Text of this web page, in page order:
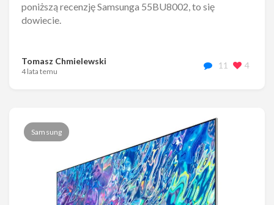
poniższą recenzję Samsunga 55BU8002, to się
dowiecie.
Tomasz Chmielewski
4 lata temu
11 4
Samsung